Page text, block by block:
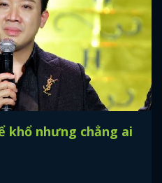
khổ nhưng chẳng ai